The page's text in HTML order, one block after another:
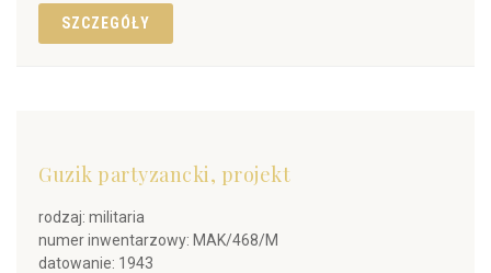
SZCZEGÓŁY
Guzik partyzancki, projekt
rodzaj: militaria
numer inwentarzowy: MAK/468/M
datowanie: 1943